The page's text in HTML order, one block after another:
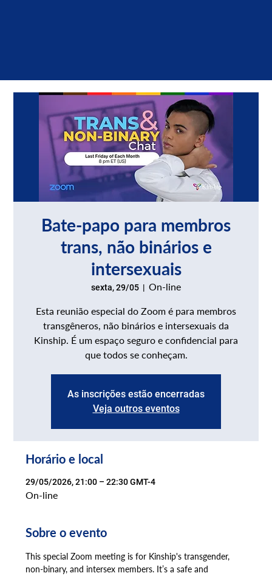
Bate-papo para membros
trans, não binários e
intersexuais
sexta, 29/05
  |
On-line
Esta reunião especial do Zoom é para membros
transgêneros, não binários e intersexuais da
Kinship. É um espaço seguro e confidencial para
que todos se conheçam.
As inscrições estão encerradas
Veja outros eventos
Horário e local
29/05/2026, 21:00 – 22:30 GMT-4
On-line
Sobre o evento
This special Zoom meeting is for Kinship's transgender,
non-binary, and intersex members. It’s a safe and